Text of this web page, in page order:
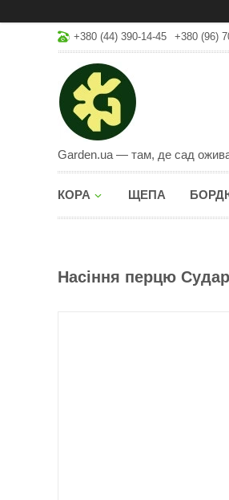
+380 (44) 390-14-45 +380 (96)
Garden.ua — там, де сад
КОРА ЩЕПА
Насіння перцю